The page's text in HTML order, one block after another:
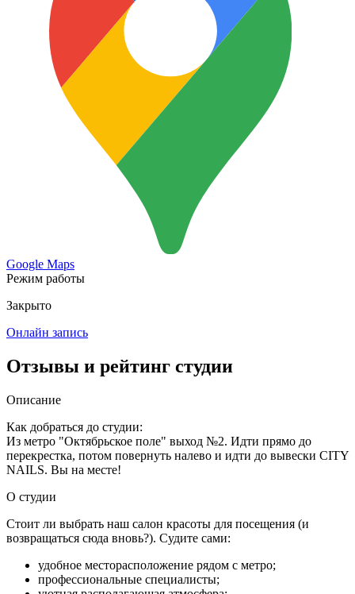
Google Maps
Режим работы
Закрыто
Онлайн запись
Отзывы и рейтинг студии
Описание
Как добраться до студии:
Из метро "Октябрьское поле" выход №2. Идти прямо до
перекрестка, потом повернуть налево и идти до вывески CITY
NAILS. Вы на месте!
О студии
Стоит ли выбрать наш салон красоты для посещения (и
возвращаться сюда вновь?). Судите сами:
удобное месторасположение рядом с метро;
профессиональные специалисты;